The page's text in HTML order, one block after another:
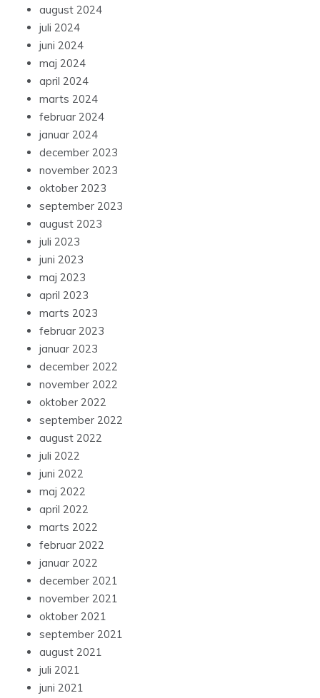
august 2024
juli 2024
juni 2024
maj 2024
april 2024
marts 2024
februar 2024
januar 2024
december 2023
november 2023
oktober 2023
september 2023
august 2023
juli 2023
juni 2023
maj 2023
april 2023
marts 2023
februar 2023
januar 2023
december 2022
november 2022
oktober 2022
september 2022
august 2022
juli 2022
juni 2022
maj 2022
april 2022
marts 2022
februar 2022
januar 2022
december 2021
november 2021
oktober 2021
september 2021
august 2021
juli 2021
juni 2021